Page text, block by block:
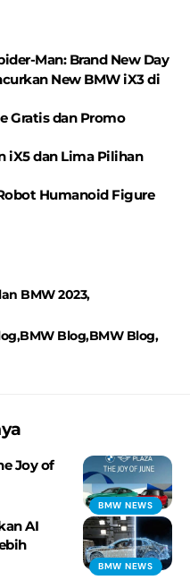
Man: Brand New Day
New BMW iX3 di
Gratis dan Promo
iX5 dan Lima Pilihan
Humanoid Figure
BMW 2023
BMW BlogBMW Blog
BMW NEWS
Joy of
BMW NEWS
AI